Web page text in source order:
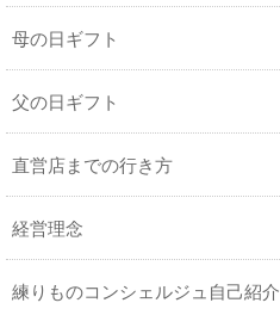
母の日ギフト
父の日ギフト
直営店までの行き方
経営理念
練りものコンシェルジュ自己紹介